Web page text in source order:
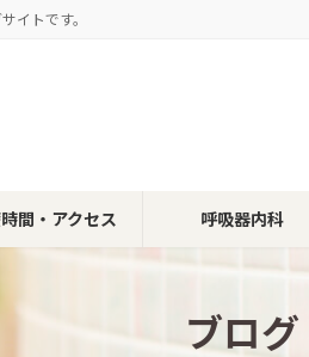
イトです。
間・アクセス 呼吸器内科
ブログ